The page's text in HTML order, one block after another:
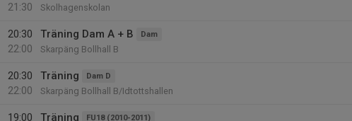
21:30
Skolhagenskolan
20:30
22:00
Träning Dam A + B Dam
Skarpäng Bollhall B
20:30
22:00
Träning Dam D
Skarpäng Bollhall B/Idtottshallen
19:00
Träning FU18 (2010-2011)